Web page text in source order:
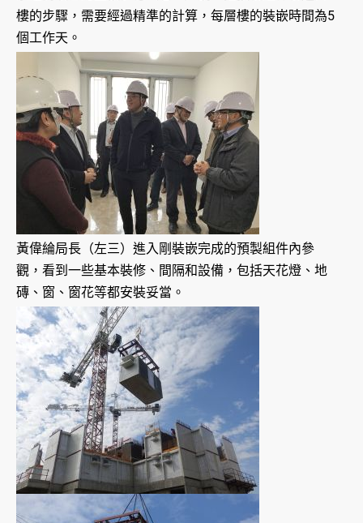
樓的步驟，需要經過精準的計算，每層樓的裝嵌時間為5
個工作天。
黃偉綸局長（左三）進入剛裝嵌完成的預製組件內參
觀，看到一些基本裝修、間隔和設備，包括天花燈、地
磚、窗、窗花等都安裝妥當。